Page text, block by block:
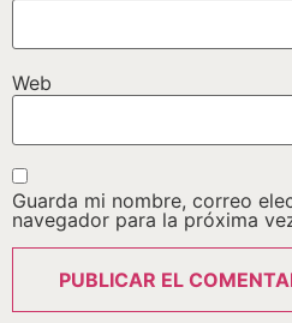
Web
Guarda mi nombre, correo
navegador para la próxima